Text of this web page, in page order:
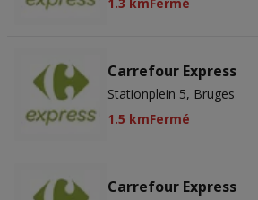
Carrefour Express
Stationplein 5, Bruges
1.5 kmFermé
Carrefour Express